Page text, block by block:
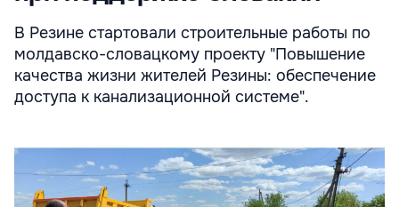
В Резине стартовали строительные работы по
молдавско-словацкому проекту "Повышение
качества жизни жителей Резины: обеспечение
доступа к канализационной системе".